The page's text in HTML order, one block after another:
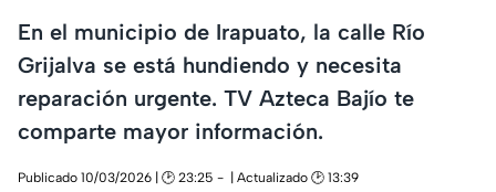
En el municipio de Irapuato, la calle Río
Grijalva se está hundiendo y necesita
reparación urgente. TV Azteca Bajío te
comparte mayor información.
Publicado 10/03/2026 | 🕑 23:25
| Actualizado 🕑 13:39